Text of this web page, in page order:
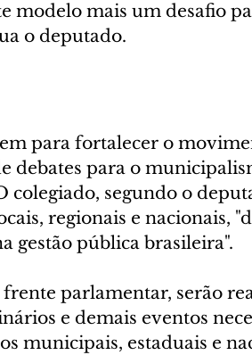
modelo mais um desafio
o deputado.
para fortalecer o
debates para o
colegiado, segundo o
regionais e nacionais,
gestão pública brasileira".
parlamentar, serão
e demais eventos
municipais, estaduais e